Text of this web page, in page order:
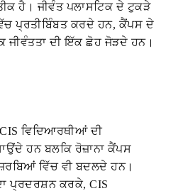
ਹੈ। ਜੀਵੰਤ ਪਲਾਸਟਿਕ ਦੇ ਟੁਕੜੇ
ਪ੍ਰਤੀਬਿੰਬਤ ਕਰਦੇ ਹਨ, ਕੈਂਪਸ ਦੇ
ਜੀਵੰਤਤਾ ਦੀ ਇੱਕ ਛੋਹ ਜੋੜਦੇ ਹਨ।
ਵਿਦਿਆਰਥੀਆਂ ਦੀ
ਹਨ ਬਲਕਿ ਰੋਜ਼ਾਨਾ ਕੈਂਪਸ
ਵਿੱਚ ਵੀ ਬਦਲਦੇ ਹਨ।
ਪ੍ਰਦਰਸ਼ਨ ਕਰਕੇ, CIS